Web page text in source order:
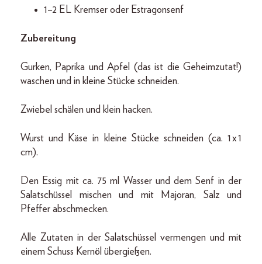
1–2 EL Kremser oder Estragonsenf
Zubereitung
Gurken, Paprika und Apfel (das ist die Geheimzutat!)
waschen und in kleine Stücke schneiden.
Zwiebel schälen und klein hacken.
Wurst und Käse in kleine Stücke schneiden (ca. 1 x 1
cm).
Den Essig mit ca. 75 ml Wasser und dem Senf in der
Salatschüssel mischen und mit Majoran, Salz und
Pfeffer abschmecken.
Alle Zutaten in der Salatschüssel vermengen und mit
einem Schuss Kernöl übergießen.